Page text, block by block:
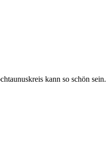
kann so schön sein.